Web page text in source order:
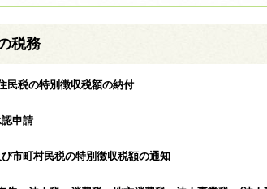
税務
民税の特別徴収税額の納付
申請
市町村民税の特別徴収税額の通知